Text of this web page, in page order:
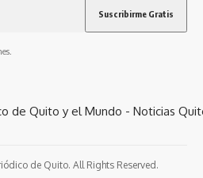
de Quito. All Rights Reserved.